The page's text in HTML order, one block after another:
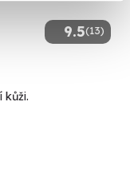
9.5(13)
kůži.